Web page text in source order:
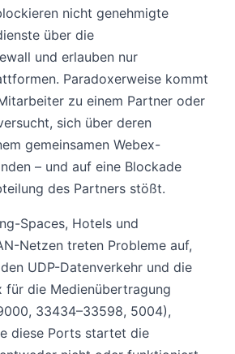
nicht genehmigte
über die
und erlauben nur
Paradoxerweise kommt
zu einem Partner oder
sich über deren
gemeinsamen Webex-
– und auf eine Blockade
des Partners stößt.
Spaces, Hotels und
Netzen treten Probleme auf,
UDP-Datenverkehr und die
für die Medienübertragung
33434–33598, 5004),
diese Ports startet die